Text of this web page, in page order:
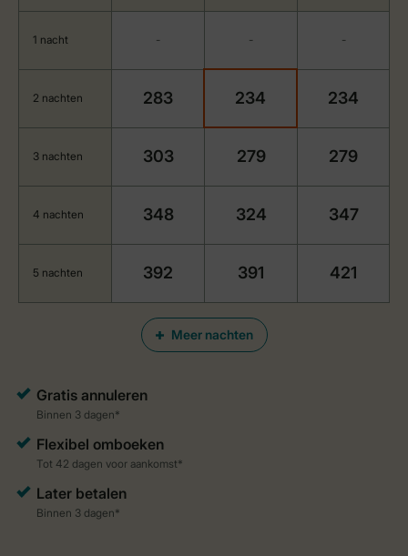
Meer nachten
1 nacht - - -
2 nachten 283 234 234
3 nachten 303 279 279
4 nachten 348 324 347
5 nachten 392 391 421